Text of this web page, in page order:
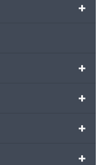
+
+
+
+
+